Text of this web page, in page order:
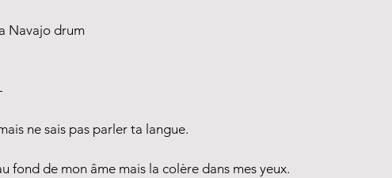
Navajo drum
ne sais pas parler ta langue.
de mon âme mais la colère dans mes yeux.